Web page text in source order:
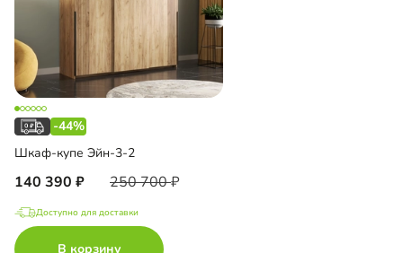
-44%
Шкаф-купе Эйн-3-2
140 390 250 700
Доступно для доставки
В корзину